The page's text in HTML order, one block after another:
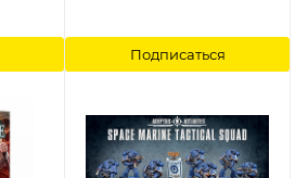
Подписаться